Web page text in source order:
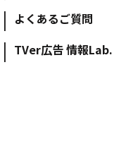
よくあるご質問
TVer広告 情報Lab.